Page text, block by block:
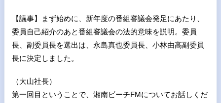
【議事】まず始めに、新年度の番組審議会発足にあたり、
委員自己紹介のあと番組審議会の法的意味を説明。委員
長、副委員長を選出は、永島真也委員長、小林由高副委員
長に決定しました。
（大山社長）
第一回目ということで、湘南ビーチFMについてお話しくだ